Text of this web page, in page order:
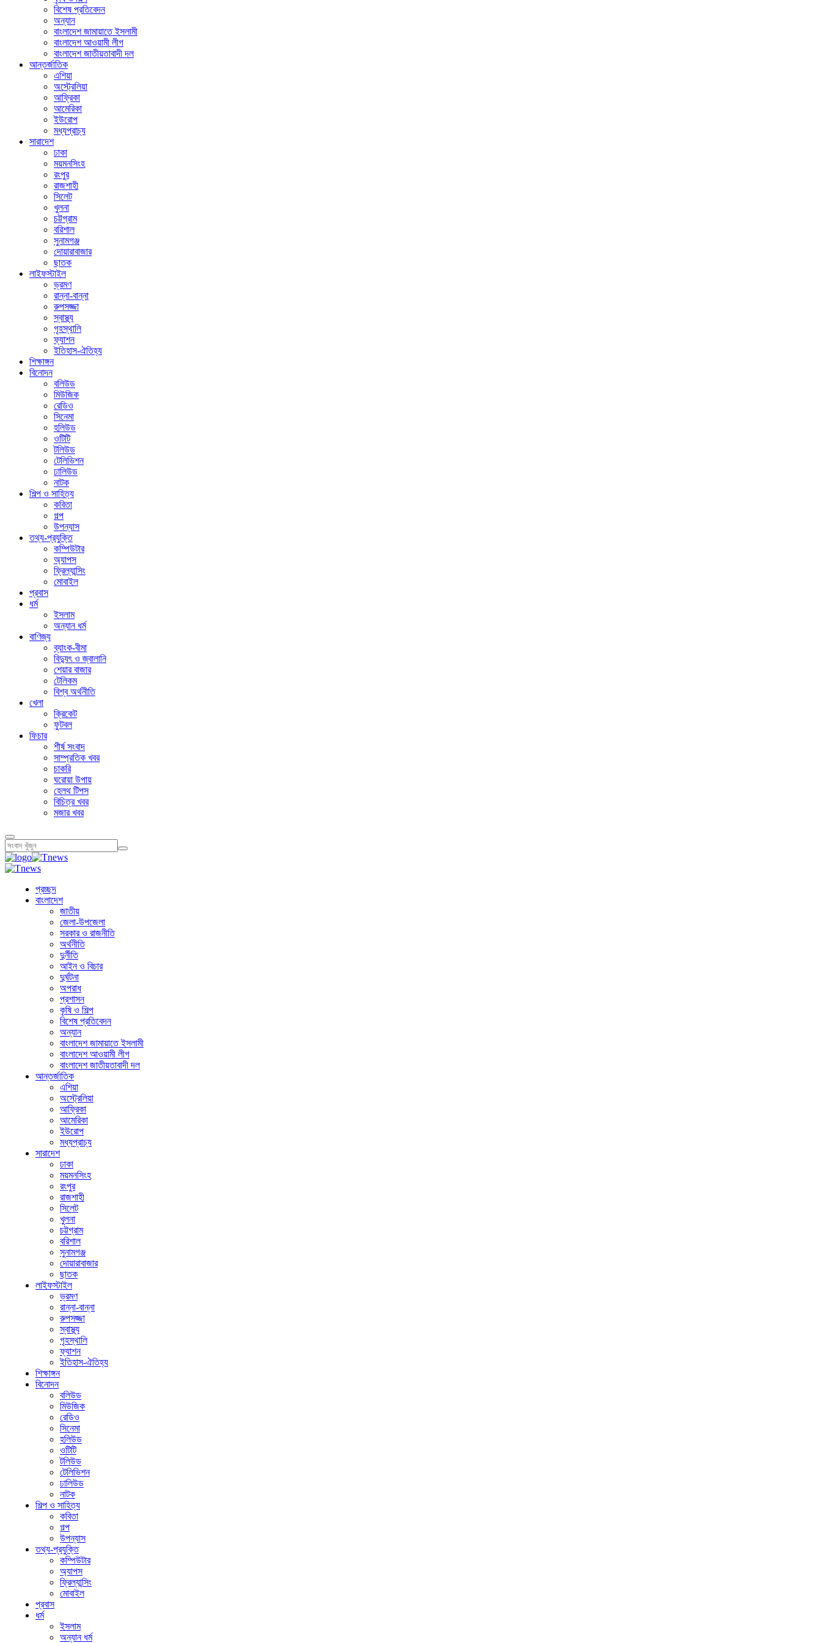
বিশেষ প্রতিবেদন
অন্যান
বাংলাদেশ জামায়াতে ইসলামী
বাংলাদেশ আওয়ামী লীগ
বাংলাদেশ জাতীয়তাবাদী দল
আন্তর্জাতিক
এশিয়া
অস্ট্রেলিয়া
আফ্রিকা
আমেরিকা
ইউরোপ
মধ্যপ্রাচ্য
সারাদেশ
ঢাকা
ময়মনসিংহ
রংপুর
রাজশাহী
সিলেট
খুলনা
চট্টগ্রাম
বরিশাল
সুনামগঞ্জ
দোয়ারাবাজার
ছাতক
লাইফস্টাইল
ভ্রমণ
রান্না-বান্না
রুপসজ্জা
স্বাস্থ্য
গৃহস্থালি
ফ্যাশন
ইতিহাস-ঐতিহ্য
শিক্ষাঙ্গন
বিনোদন
বলিউড
মিউজিক
রেডিও
সিনেমা
হলিউড
ওটিটি
টলিউড
টেলিভিশন
ঢালিউড
নাটক
শিল্প ও সাহিত্য
কবিতা
গল্প
উপন্যাস
তথ্য-প্রযুক্তি
কম্পিউটার
অ্যাপস
ফ্রিল্যান্সিং
মোবাইল
প্রবাস
ধর্ম
ইসলাম
অন্যান ধর্ম
বাণিজ্য
ব্যাংক-বীমা
বিদ্যুৎ ও জ্বালানি
শেয়ার বাজার
টেলিকম
বিশ্ব অর্থনীতি
খেলা
ক্রিকেট
ফুটবল
ফিচার
শীর্ষ সংবাদ
সাম্প্রতিক খবর
চাকরি
ঘরোয়া উপায়
হেলথ টিপস
বিচিত্র খবর
মজার খবর
প্রচ্ছদ
বাংলাদেশ
জাতীয়
জেলা-উপজেলা
সরকার ও রাজনীতি
অর্থনীতি
দুর্নীতি
আইন ও বিচার
দুর্ঘটনা
অপরাধ
প্রশাসন
কৃষি ও শিল্প
বিশেষ প্রতিবেদন
অন্যান
বাংলাদেশ জামায়াতে ইসলামী
বাংলাদেশ আওয়ামী লীগ
বাংলাদেশ জাতীয়তাবাদী দল
আন্তর্জাতিক
এশিয়া
অস্ট্রেলিয়া
আফ্রিকা
আমেরিকা
ইউরোপ
মধ্যপ্রাচ্য
সারাদেশ
ঢাকা
ময়মনসিংহ
রংপুর
রাজশাহী
সিলেট
খুলনা
চট্টগ্রাম
বরিশাল
সুনামগঞ্জ
দোয়ারাবাজার
ছাতক
লাইফস্টাইল
ভ্রমণ
রান্না-বান্না
রুপসজ্জা
স্বাস্থ্য
গৃহস্থালি
ফ্যাশন
ইতিহাস-ঐতিহ্য
শিক্ষাঙ্গন
বিনোদন
বলিউড
মিউজিক
রেডিও
সিনেমা
হলিউড
ওটিটি
টলিউড
টেলিভিশন
ঢালিউড
নাটক
শিল্প ও সাহিত্য
কবিতা
গল্প
উপন্যাস
তথ্য-প্রযুক্তি
কম্পিউটার
অ্যাপস
ফ্রিল্যান্সিং
মোবাইল
প্রবাস
ধর্ম
ইসলাম
অন্যান ধর্ম